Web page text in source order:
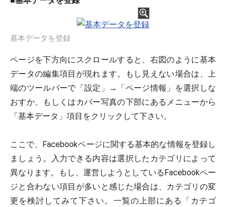
基本データを登録
ページを下方向にスクロールすると、右図のように基本
データの編集項目が現れます。もし見えない場合は、上
端のツールバーで「設定」→「ページ情報」を選択しな
おすか、もしくはカバー写真の下部にあるメニューから
「基本データ」項目をクリックして下さい。
ここで、Facebookページに関する基本的な情報を登録し
ましょう。入力できる内容は選択したカテゴリによって
異なります。もし、運営しようとしているFacebookペー
ジと合わない項目が多いと感じた場合は、カテゴリの変
更を検討してみて下さい。一覧の上部にある「カテゴ